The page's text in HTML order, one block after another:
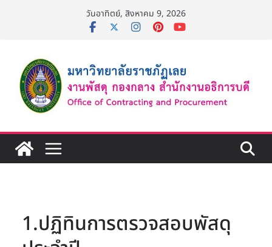
วันอาทิตย์, สิงหาคม 9, 2026
1.ปฏิทินการตรวจสอบพัสดุ